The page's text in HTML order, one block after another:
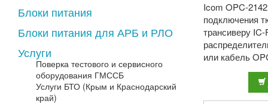
Блоки питания
Блоки питания для АРБ и РЛО
Услуги
Поверка тестового и сервисного
оборудования ГМССБ
Услуги БТО (Крым и Краснодарский
край)
Icom OPC-
подключения
трансиверу
или кабель